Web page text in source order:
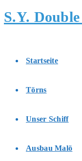
Inhalt
S.Y.
Startseite
Törns
Unser Schiff
Ausbau Malö